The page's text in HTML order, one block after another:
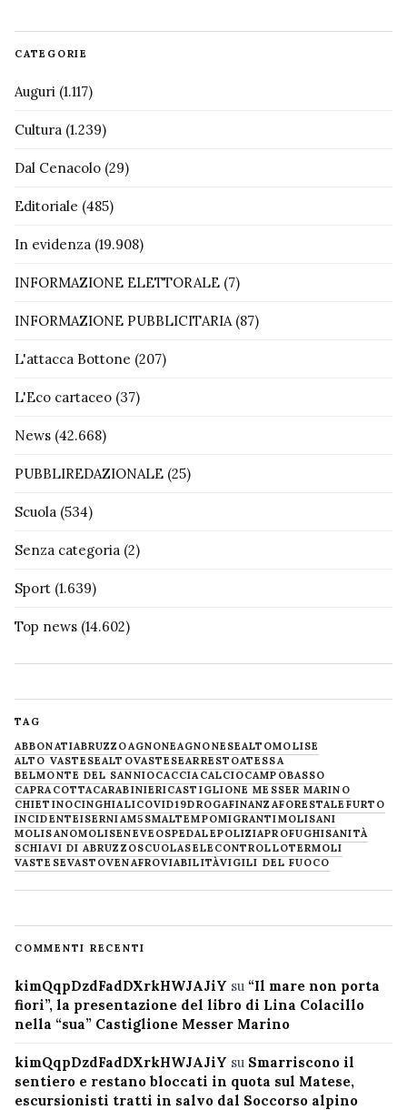
CATEGORIE
Auguri (1.117)
Cultura (1.239)
Dal Cenacolo (29)
Editoriale (485)
In evidenza (19.908)
INFORMAZIONE ELETTORALE (7)
INFORMAZIONE PUBBLICITARIA(87)
L'attacca Bottone (207)
L'Eco cartaceo (37)
News (42.668)
PUBBLIREDAZIONALE (25)
Scuola (534)
Senza categoria (2)
Sport (1.639)
Top news (14.602)
TAG
ABBONATIABRUZZOAGNONEAGNONESEALTOMOLISE
ALTO VASTESEALTOVASTESEARRESTOATESSA
BELMONTE DEL SANNIOCACCIACALCIOCAMPOBASSO
CAPRACOTTACARABINIERICASTIGLIONE MESSER MARINO
CHIETINOCINGHIALICOVID19DROGAFINANZAFORESTALE FURTO
INCIDENTEISERNIAM5SMALTEMPOMIGRANTIMOLISANI
MOLISANOMOLISENEVE OSPEDALEPOLIZIAPROFUGHISANITÀ
SCHIAVI DI ABRUZZOSCUOLASELECONTROLLOTERMOLI
VASTESEVASTOVENAFROVIABILITÀVIGILI DEL FUOCO
COMMENTI RECENTI
kimQqpDzdFadDXrkHWJAJiY su “Il mare non porta
fiori”, la presentazione del libro di Lina Colacillo
nella “sua” Castiglione Messer Marino
kimQqpDzdFadDXrkHWJAJiY su Smarriscono il
sentiero e restano bloccati in quota sul Matese,
escursionisti tratti in salvo dal Soccorso alpino